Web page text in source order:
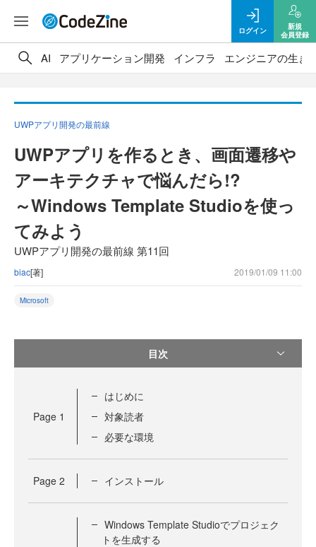
ログイン
新規
会員登録
AI アプリケーション開発 インフラ エンジニアの生き
UWPアプリ開発の最前線
UWPアプリを作るとき、画面遷移や
アーキテクチャで悩んだら!?
～Windows Template Studioを使っ
てみよう
UWPアプリ開発の最前線 第11回
biac[著] 2019/01/09 11:00
Microsoft
目次
Page 1
はじめに
対象読者
必要な環境
Page 2 インストール
Windows Template Studioでプロジェク
トを生成する